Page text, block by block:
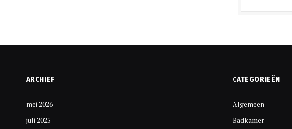
ARCHIEF
mei 2026
juli 2025
CATEGORIEËN
Algemeen
Badkamer